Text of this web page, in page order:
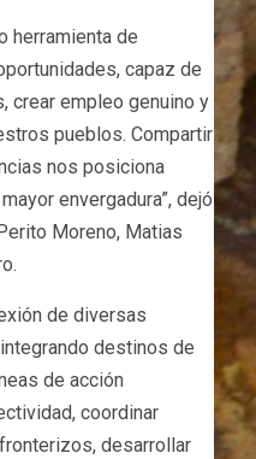
herramienta de
capaz de
crear empleo genuino y
pueblos. Compartir
nos posiciona
envergadura”, dejó
Moreno, Matias
de diversas
destinos de
de acción
coordinar
desarrollar